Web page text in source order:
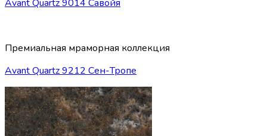
Avant Quartz 9014 Савойя
Премиальная мраморная коллекция
Avant Quartz 9212 Сен-Тропе